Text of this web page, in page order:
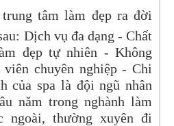
tâm làm đẹp ra đời
Dịch vụ đa dạng - Chất
đẹp tự nhiên - Không
chuyên nghiệp - Chi
của spa là đội ngũ nhân
năm trong nghành làm
ngoài, thường xuyên đi